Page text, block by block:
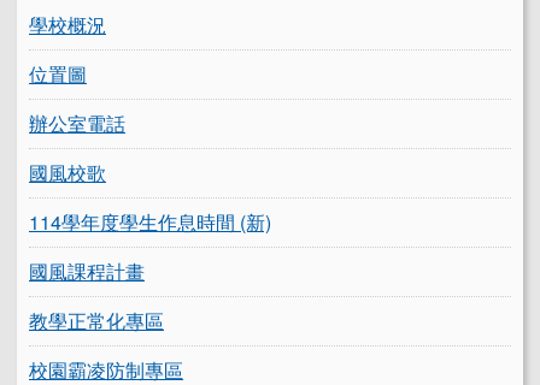
學校概況
位置圖
辦公室電話
國風校歌
114學年度學生作息時間 (新)
國風課程計畫
教學正常化專區
校園霸凌防制專區